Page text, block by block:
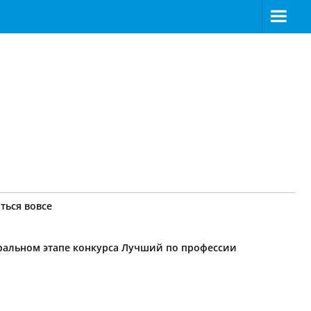
вовсе
этапе конкурса Лучший по профессии